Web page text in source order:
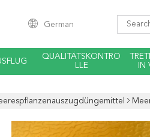
German
QUALITÄTSKONTRO
LLE
IN